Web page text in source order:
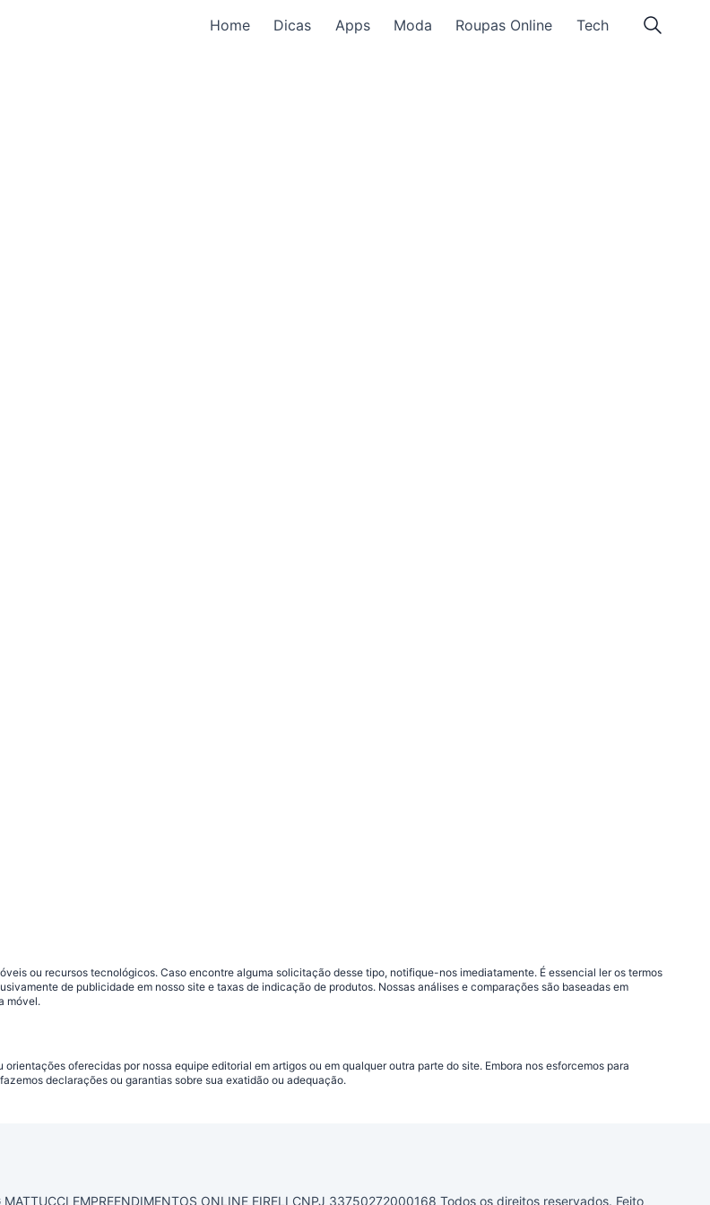
Home Dicas Apps Moda Roupas Online Tech
ou recursos tecnológicos. Caso encontre alguma solicitação desse tipo, notifique-nos imediatamente. É essencial ler os termos
de publicidade em nosso site e taxas de indicação de produtos. Nossas análises e comparações são baseadas em
móvel.
oferecidas por nossa equipe editorial em artigos ou em qualquer outra parte do site. Embora nos esforcemos para
declarações ou garantias sobre sua exatidão ou adequação.
EMPREENDIMENTOS ONLINE EIRELI CNPJ 33750272000168 Todos os direitos reservados. Feito